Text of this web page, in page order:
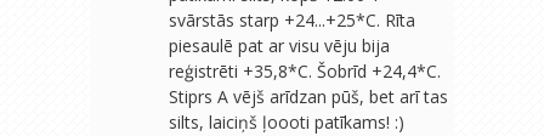
svārstās starp +24...+25*C. Rīta
piesaulē pat ar visu vēju bija
reģistrēti +35,8*C. Šobrīd +24,4*C.
Stiprs A vējš arīdzan pūš, bet arī tas
silts, laiciņš ļoooti patīkams! :)